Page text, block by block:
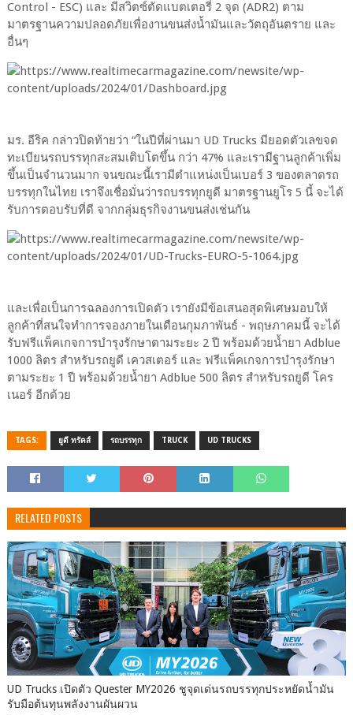
Control - ESC) และ มีสวิตซ์ตัดแบตเตอรี่ 2 จุด (ADR2) ตาม
มาตรฐานความปลอดภัยเพื่องานขนส่งน้ำมันและวัตถุอันตราย และ
อื่นๆ
มร. อีริค กล่าวปิดท้ายว่า “ในปีที่ผ่านมา UD Trucks มียอดตัวเลขจด
ทะเบียนรถบรรทุกสะสมเติบโตขึ้น กว่า 47% และเรามีฐานลูกค้าเพิ่ม
ขึ้นเป็นจำนวนมาก จนขณะนี้เรามีตำแหน่งเป็นเบอร์ 3 ของตลาดรถ
บรรทุกในไทย เราจึงเชื่อมั่นว่ารถบรรทุกยูดี มาตรฐานยูโร 5 นี้ จะได้
รับการตอบรับที่ดี จากกลุ่มธุรกิจงานขนส่งเช่นกัน
และเพื่อเป็นการฉลองการเปิดตัว เรายังมีข้อเสนอสุดพิเศษมอบให้
ลูกค้าที่สนใจทำการจองภายในเดือนกุมภาพันธ์ - พฤษภาคมนี้ จะได้
รับฟรีแพ็คเกจการบำรุงรักษาตามระยะ 2 ปี พร้อมด้วยน้ำยา Adblue
1000 ลิตร สำหรับรถยูดี เควสเตอร์ และ ฟรีแพ็คเกจการบำรุงรักษา
ตามระยะ 1 ปี พร้อมด้วยน้ำยา Adblue 500 ลิตร สำหรับรถยูดี โคร
เนอร์ อีกด้วย
TAGS: ยูดี ทรัคส์ รถบรรทุก TRUCK UD TRUCKS
RELATED POSTS
UD Trucks เปิดตัว Quester MY2026 ชูจุดเด่นรถบรรทุกประหยัดน้ำมัน
รับมือต้นทุนพลังงานผันผวน